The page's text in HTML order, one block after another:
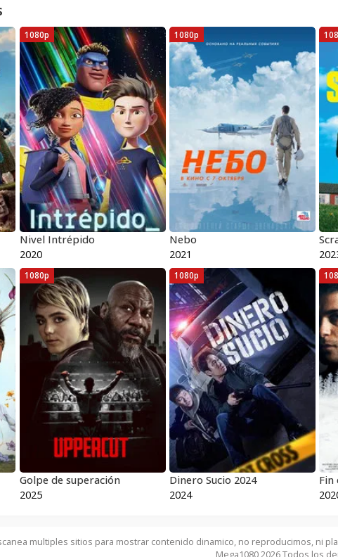
Nivel Intrépido
2020
1080p
Nebo
2021
1080p
Golpe de superación
2025
1080p
Dinero Sucio 2024
2024
1080p
Fin
multiples sitios para mostrar contenido dinamico, no reproducimos, ni